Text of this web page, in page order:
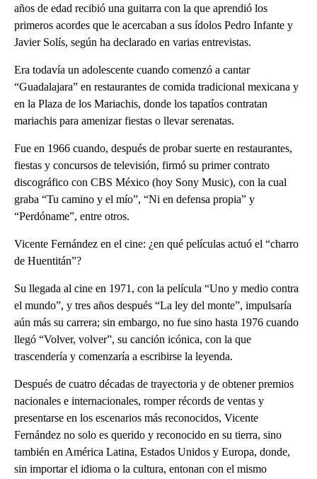
años de edad recibió una guitarra con la que aprendió los
primeros acordes que le acercaban a sus ídolos Pedro Infante y
Javier Solís, según ha declarado en varias entrevistas.
Era todavía un adolescente cuando comenzó a cantar
“Guadalajara” en restaurantes de comida tradicional mexicana y
en la Plaza de los Mariachis, donde los tapatíos contratan
mariachis para amenizar fiestas o llevar serenatas.
Fue en 1966 cuando, después de probar suerte en restaurantes,
fiestas y concursos de televisión, firmó su primer contrato
discográfico con CBS México (hoy Sony Music), con la cual
graba “Tu camino y el mío”, “Ni en defensa propia” y
“Perdóname”, entre otros.
Vicente Fernández en el cine: ¿en qué películas actuó el “charro
de Huentitán”?
Su llegada al cine en 1971, con la película “Uno y medio contra
el mundo”, y tres años después “La ley del monte”, impulsaría
aún más su carrera; sin embargo, no fue sino hasta 1976 cuando
llegó “Volver, volver”, su canción icónica, con la que
trascendería y comenzaría a escribirse la leyenda.
Después de cuatro décadas de trayectoria y de obtener premios
nacionales e internacionales, romper récords de ventas y
presentarse en los escenarios más reconocidos, Vicente
Fernández no solo es querido y reconocido en su tierra, sino
también en América Latina, Estados Unidos y Europa, donde,
sin importar el idioma o la cultura, entonan con el mismo